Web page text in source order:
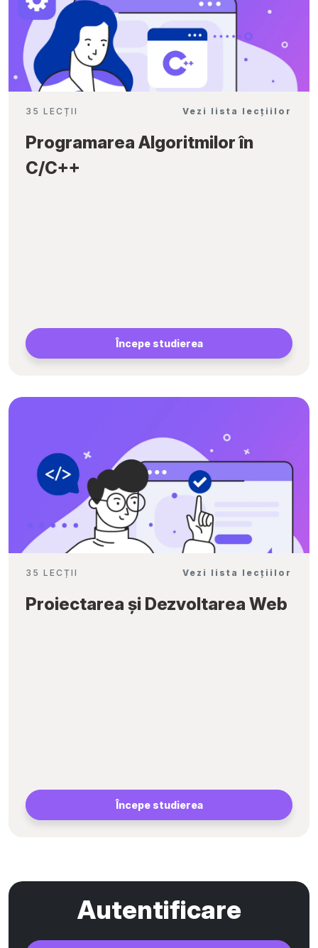
35 LECȚII Vezi lista lecțiilor
Programarea Algoritmilor în
C/C++
Începe studierea
35 LECȚII Vezi lista lecțiilor
Proiectarea și Dezvoltarea Web
Începe studierea
Autentificare